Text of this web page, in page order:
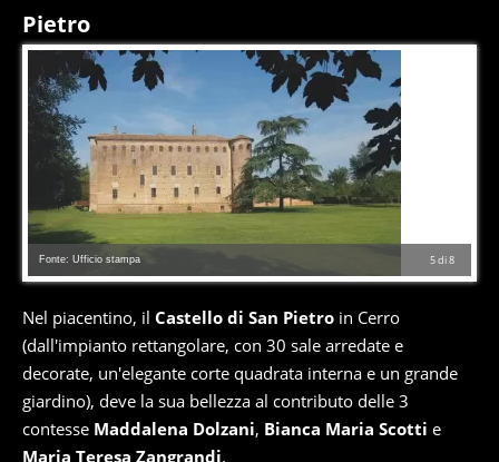
Pietro
5di8
Fonte: Ufficio stampa
Nel piacentino, il Castello di San Pietro in Cerro
(dall'impianto rettangolare, con 30 sale arredate e
decorate, un'elegante corte quadrata interna e un grande
giardino), deve la sua bellezza al contributo delle 3
contesse Maddalena Dolzani, Bianca Maria Scotti e
Maria Teresa Zangrandi.